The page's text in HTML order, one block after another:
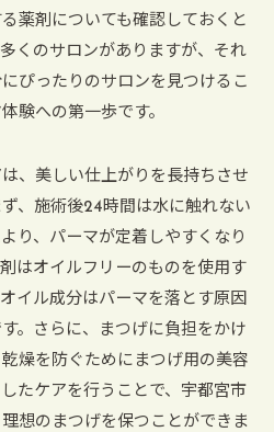
薬剤についても確認しておくと
くのサロンがありますが、それ
ぴったりのサロンを見つけるこ
験への第一歩です。
、美しい仕上がりを長持ちさせ
、施術後24時間は水に触れない
り、パーマが定着しやすくなり
はオイルフリーのものを使用す
イル成分はパーマを落とす原因
。さらに、まつげに負担をかけ
燥を防ぐためにまつげ用の美容
たケアを行うことで、宇都宮市
想のまつげを保つことができま